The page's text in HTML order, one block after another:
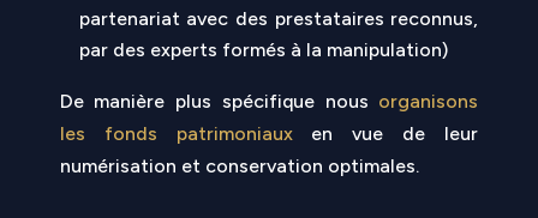
partenariat avec des prestataires reconnus,
par des experts formés à la manipulation)
De manière plus spécifique nous organisons
les fonds patrimoniauxen vue de leur
numérisation et conservation optimales.